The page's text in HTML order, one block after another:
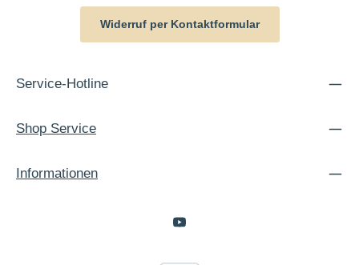
Widerruf per Kontaktformular
Service-Hotline
Shop Service
Informationen